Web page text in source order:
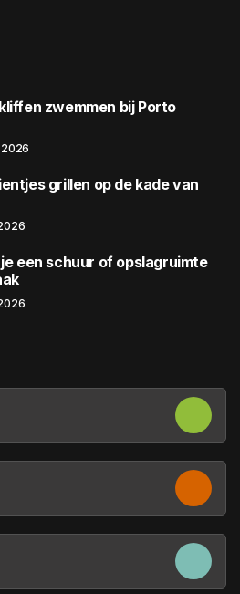
zwemmen bij Porto
2026
grillen op de kade van
een schuur of opslagruimte